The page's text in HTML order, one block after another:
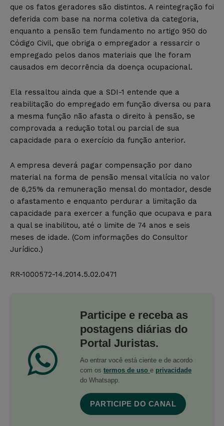
que os fatos geradores são distintos. A reintegração foi
deferida com base na norma coletiva da categoria,
enquanto a pensão tem fundamento no artigo 950 do
Código Civil, que obriga o empregador a ressarcir o
empregado pelos danos materiais que lhe foram
causados em decorrência da doença ocupacional.
Ela ressaltou ainda que a SDI-1 entende que a
reabilitação do empregado em função diversa ou para
a mesma função não afasta o direito à pensão, se
comprovada a redução total ou parcial de sua
capacidade para o exercício da função anterior.
A empresa deverá pagar compensação por dano
material na forma de pensão mensal vitalícia no valor
de 6,25% da remuneração mensal do montador, desde
o afastamento e enquanto perdurar a limitação da
capacidade para exercer a função que ocupava e para
a qual se inabilitou, até o limite de 74 anos e seis
meses de idade. (Com informações do Consultor
Jurídico.)
RR-1000572-14.2014.5.02.0471
Participe e receba as
postagens diárias do
Portal Juristas.
Ao entrar você está ciente e de acordo
com os termos de uso e privacidade
do Whatsapp.
PARTICIPE DO CANAL